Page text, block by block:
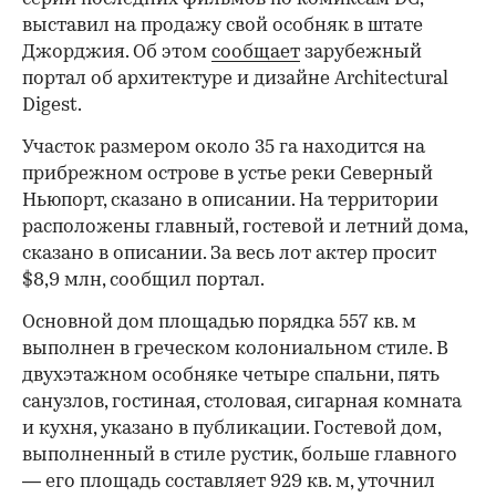
выставил на продажу свой особняк в штате
Джорджия. Об этом сообщает зарубежный
портал об архитектуре и дизайне Architectural
Digest.
Участок размером около 35 га находится на
прибрежном острове в устье реки Северный
Ньюпорт, сказано в описании. На территории
расположены главный, гостевой и летний дома,
сказано в описании. За весь лот актер просит
$8,9 млн, сообщил портал.
Основной дом площадью порядка 557 кв. м
выполнен в греческом колониальном стиле. В
двухэтажном особняке четыре спальни, пять
санузлов, гостиная, столовая, сигарная комната
и кухня, указано в публикации. Гостевой дом,
выполненный в стиле рустик, больше главного
— его площадь составляет 929 кв. м, уточнил